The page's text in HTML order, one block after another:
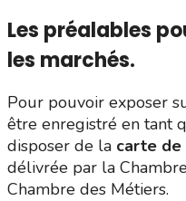
Les préalables
les marchés.
Pour pouvoir exposer
être enregistré en tant
disposer de la carte de
délivrée par la
Chambre des Métiers.